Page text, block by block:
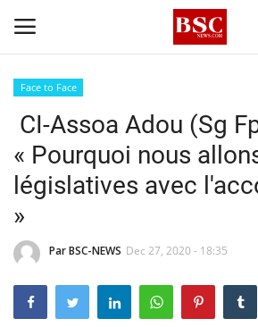
Accueil
Contact
A propos
Signature
Témoignage
Face to Face
CI-Assoa Adou (Sg
« Pourquoi nous
législatives avec
»
Par BSC-NEWS Dec 27, 2020 - 18:35